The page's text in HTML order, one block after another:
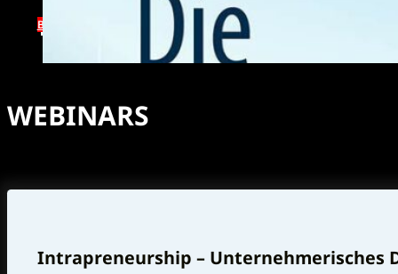
BUY NOW
WEBINARS
Intrapreneurship – Unternehmerisches